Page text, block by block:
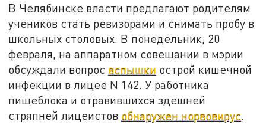
В Челябинске власти предлагают родителям
учеников стать ревизорами и снимать пробу в
школьных столовых. В понедельник, 20
февраля, на аппаратном совещании в мэрии
обсуждали вопрос вспышки острой кишечной
инфекции в лицее N 142. У работника
пищеблока и отравившихся здешней
стряпней лицеистов обнаружен норвовирус.